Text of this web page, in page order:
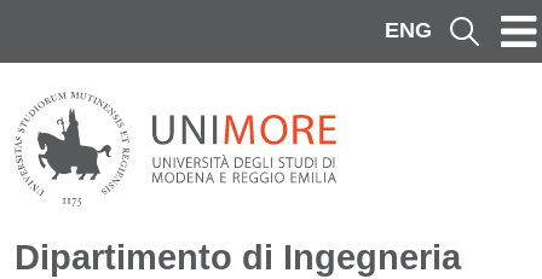
ENG Cerca
Dipartimento di Ingegneria